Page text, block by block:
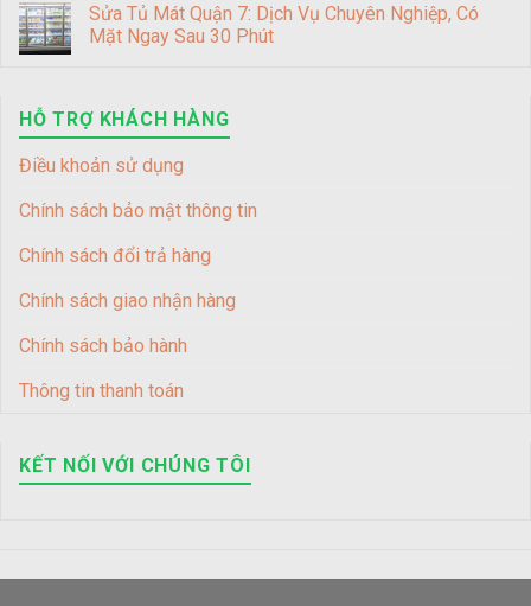
Sửa Tủ Mát Quận 7: Dịch Vụ Chuyên Nghiệp, Có
Mặt Ngay Sau 30 Phút
HỖ TRỢ KHÁCH HÀNG
Điều khoản sử dụng
Chính sách bảo mật thông tin
Chính sách đổi trả hàng
Chính sách giao nhận hàng
Chính sách bảo hành
Thông tin thanh toán
KẾT NỐI VỚI CHÚNG TÔI